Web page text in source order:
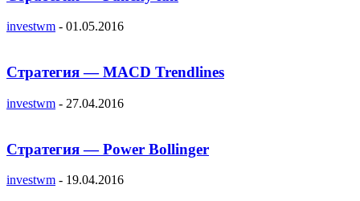
investwm - 01.05.2016
Стратегия — MACD Trendlines
investwm - 27.04.2016
Стратегия — Power Bollinger
investwm - 19.04.2016